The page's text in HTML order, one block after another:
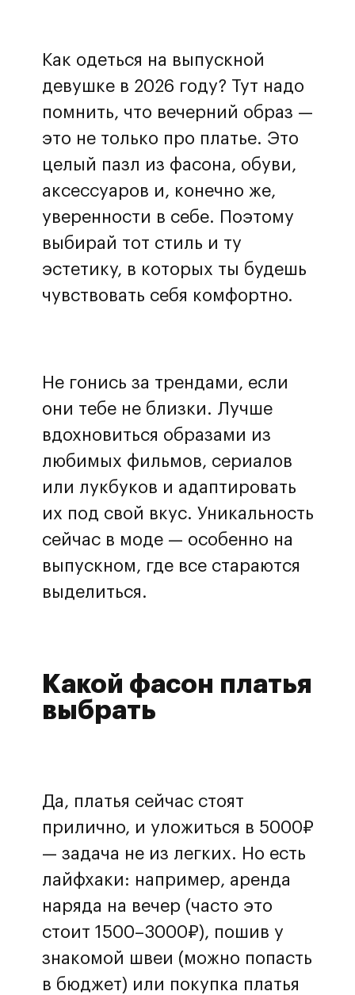
Как одеться на выпускной
девушке в 2026 году? Тут надо
помнить, что вечерний образ —
это не только про платье. Это
целый пазл из фасона, обуви,
аксессуаров и, конечно же,
уверенности в себе. Поэтому
выбирай тот стиль и ту
эстетику, в которых ты будешь
чувствовать себя комфортно.
Не гонись за трендами, если
они тебе не близки. Лучше
вдохновиться образами из
любимых фильмов, сериалов
или лукбуков и адаптировать
их под свой вкус. Уникальность
сейчас в моде — особенно на
выпускном, где все стараются
выделиться.
Какой фасон платья
выбрать
Да, платья сейчас стоят
прилично, и уложиться в 5000₽
— задача не из легких. Но есть
лайфхаки: например, аренда
наряда на вечер (часто это
стоит 1500–3000₽), пошив у
знакомой швеи (можно попасть
в бюджет) или покупка платья